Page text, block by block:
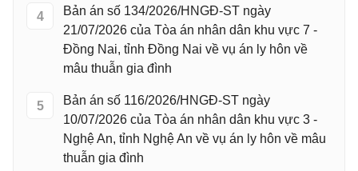
4
Bản án số 134/2026/HNGĐ-ST ngày
21/07/2026 của Tòa án nhân dân khu vực 7 -
Đồng Nai, tỉnh Đồng Nai về vụ án ly hôn về
mâu thuẫn gia đình
5
Bản án số 116/2026/HNGĐ-ST ngày
10/07/2026 của Tòa án nhân dân khu vực 3 -
Nghệ An, tỉnh Nghệ An về vụ án ly hôn về mâu
thuẫn gia đình